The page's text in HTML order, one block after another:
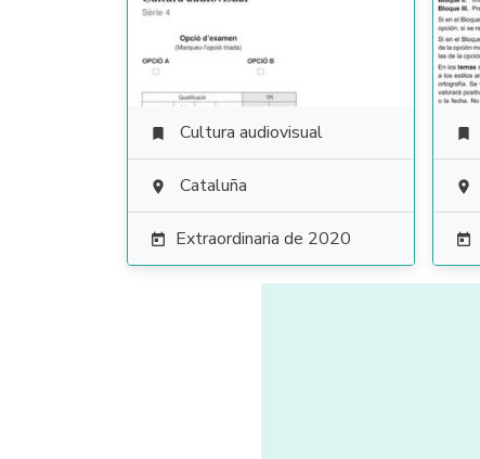
 Cultura audiovisual
 Cataluña
 Extraordinaria de 2020


